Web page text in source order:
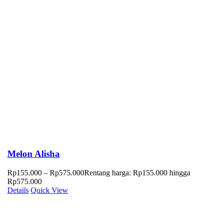
Melon Alisha
Rp155.000 – Rp575.000Rentang harga: Rp155.000 hingga
Rp575.000
Details Quick View